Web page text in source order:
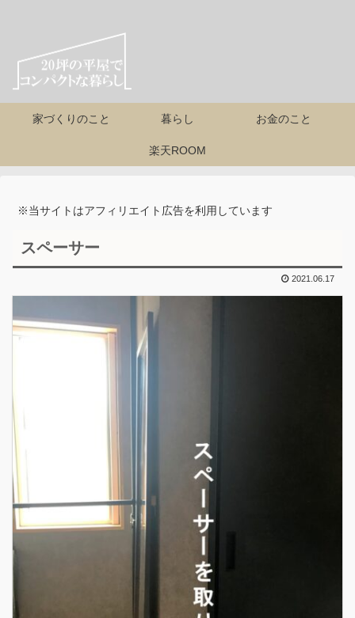
家づくりのこと 暮らし お金のこと
楽天ROOM
※当サイトはアフィリエイト広告を利用しています
スペーサー
2021.06.17